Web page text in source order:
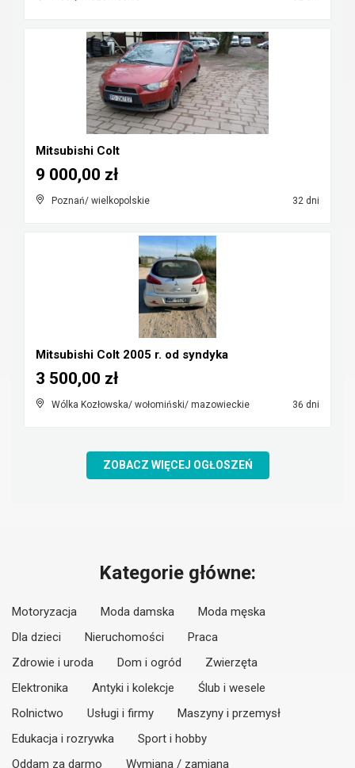
Mitsubishi Colt
Poznań/ wielkopolskie 32 dni
9 000,00 zł
Mitsubishi Colt 2005 r. od syndyka
Wólka Kozłowska/ wołomiński/ mazowieckie 36 dni
3 500,00 zł
ZOBACZ WIĘCEJ OGŁOSZEŃ
Kategorie główne:
Motoryzacja Moda damska
Moda męska
Dla dzieci
Nieruchomości
Praca
Zdrowie i uroda
Dom i ogród
Zwierzęta
Elektronika
Antyki i kolekcje
Ślub i wesele
Rolnictwo
Usługi i firmy
Maszyny i przemysł
Edukacja i rozrywka
Sport i hobby
Oddam za darmo
Wymiana / zamiana